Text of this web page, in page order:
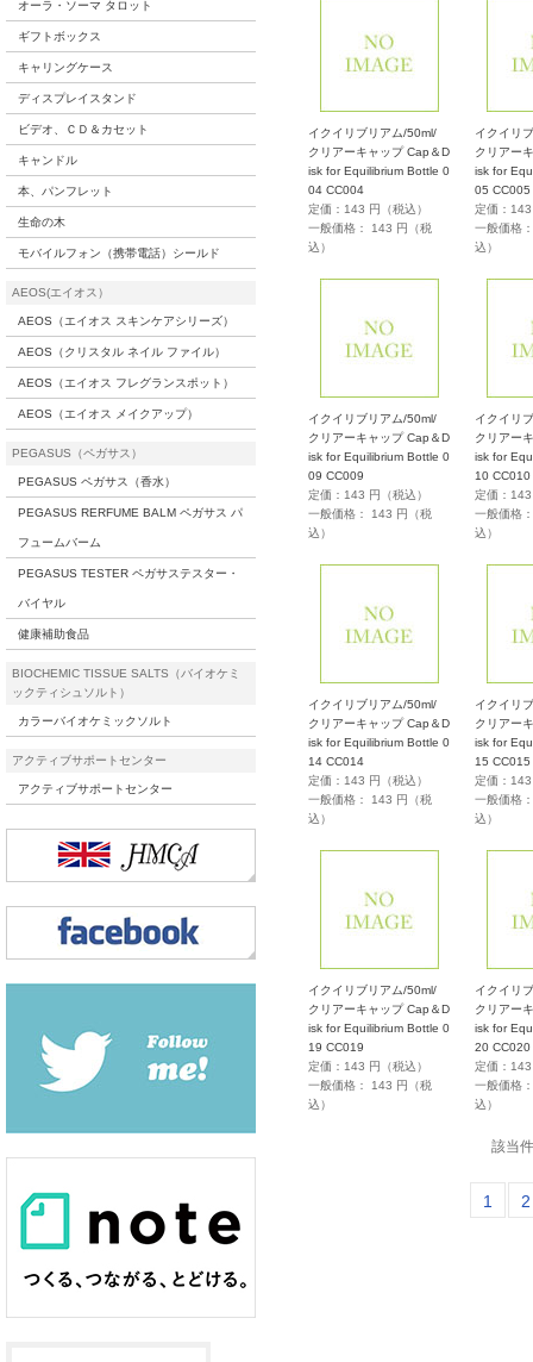
オーラ・ソーマ タロット
ギフトボックス
キャリングケース
ディスプレイスタンド
ビデオ、ＣＤ＆カセット
キャンドル
本、パンフレット
生命の木
モバイルフォン（携帯電話）シールド
AEOS(エイオス）
AEOS（エイオス スキンケアシリーズ）
AEOS（クリスタル ネイル ファイル）
AEOS（エイオス フレグランスポット）
AEOS（エイオス メイクアップ）
PEGASUS（ペガサス）
PEGASUS ペガサス（香水）
PEGASUS RERFUME BALM ペガサス パ
フュームバーム
PEGASUS TESTER ペガサステスター・
バイヤル
健康補助食品
BIOCHEMIC TISSUE SALTS（バイオケミ
ックティシュソルト）
カラーバイオケミックソルト
アクティブサポートセンター
アクティブサポートセンター
イクイリブリアム/50ml/
クリアーキャップ Cap＆D
isk for Equilibrium Bottle 0
04 CC004
定価：143 円（税込）
一般価格： 143 円（税
込）
イクイリ
クリアー
isk for
05 CC005
定価：
一般価格
込）
イクイリブリアム/50ml/
クリアーキャップ Cap＆D
isk for Equilibrium Bottle 0
09 CC009
定価：143 円（税込）
一般価格： 143 円（税
込）
イクイリ
クリアー
isk for
10 CC010
定価：
一般価格
込）
イクイリブリアム/50ml/
クリアーキャップ Cap＆D
isk for Equilibrium Bottle 0
14 CC014
定価：143 円（税込）
一般価格： 143 円（税
込）
イクイリ
クリアー
isk for
15 CC015
定価：
一般価格
込）
イクイリブリアム/50ml/
クリアーキャップ Cap＆D
isk for Equilibrium Bottle 0
19 CC019
定価：143 円（税込）
一般価格： 143 円（税
込）
イクイリ
クリアー
isk for
20 CC020
定価：
一般価格
込）
該当
1 2